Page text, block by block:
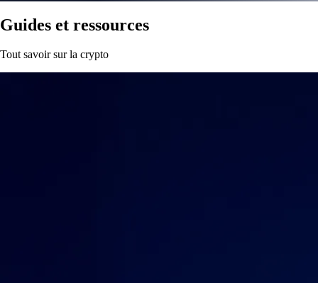
Guides et ressources
Tout savoir sur la crypto